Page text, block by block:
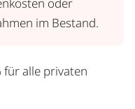
oder
im Bestand.
für alle privaten